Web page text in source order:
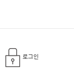
로그인